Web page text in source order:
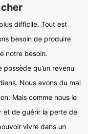
difficile. Tout est
besoin de produire
notre besoin.
qu’un revenu
Nous avons du mal
Mais comme nous le
et de guérir la perte de
vivre dans un